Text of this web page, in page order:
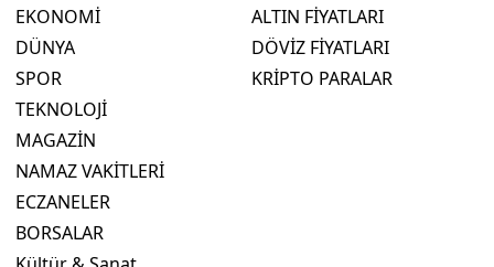
EKONOMİ
DÜNYA
SPOR
TEKNOLOJİ
MAGAZİN
NAMAZ VAKİTLERİ
ECZANELER
BORSALAR
ALTIN FİYATLARI
DÖVİZ FİYATLARI
KRİPTO PARALAR